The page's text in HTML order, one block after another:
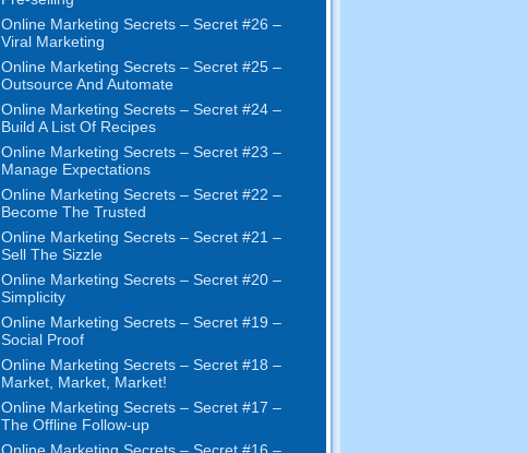
Online Marketing Secrets– Secret#26 –
Viral Marketing
Online Marketing Secrets– Secret#25 –
Outsource And Automate
Online Marketing Secrets– Secret#24 –
Build A List Of Recipes
Online Marketing Secrets– Secret#23 –
Manage Expectations
Online Marketing Secrets– Secret#22 –
Become The Trusted
Online Marketing Secrets– Secret#21 –
Sell The Sizzle
Online Marketing Secrets– Secret#20 –
Simplicity
Online Marketing Secrets– Secret#19 –
Social Proof
Online Marketing Secrets– Secret#18 –
Market, Market, Market!
Online Marketing Secrets– Secret#17 –
The Offline Follow-up
Online Marketing Secrets– Secret#16 –